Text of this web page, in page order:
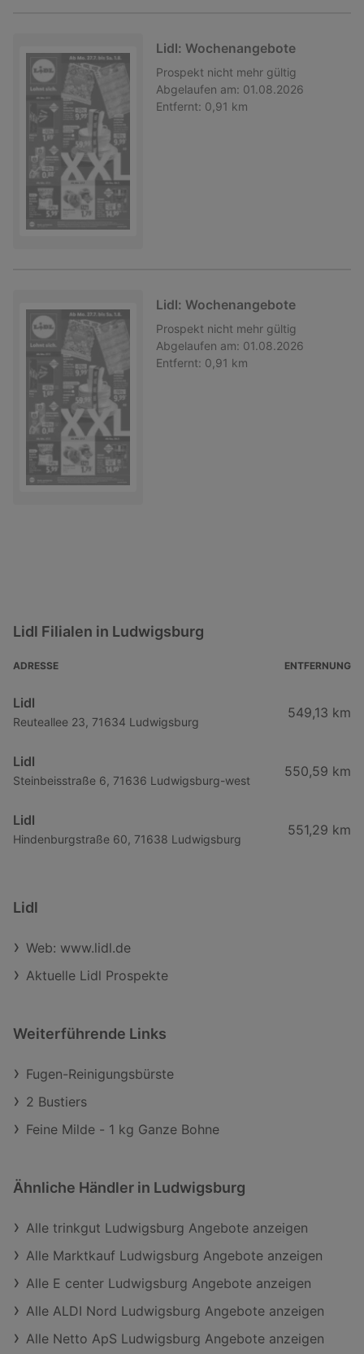
Lidl: Wochenangebote
Prospekt nicht mehr gültig
Abgelaufen am: 01.08.2026
Entfernt: 0,91 km
Lidl: Wochenangebote
Prospekt nicht mehr gültig
Abgelaufen am: 01.08.2026
Entfernt: 0,91 km
Lidl Filialen in Ludwigsburg
ADRESSE ENTFERNUNG
Lidl
Reuteallee 23, 71634 Ludwigsburg
549,13 km
Lidl
Steinbeisstraße 6, 71636 Ludwigsburg-west
550,59 km
Lidl
Hindenburgstraße 60, 71638 Ludwigsburg
551,29 km
Lidl
Web: www.lidl.de
Aktuelle Lidl Prospekte
Weiterführende Links
Fugen-Reinigungsbürste
2 Bustiers
Feine Milde - 1 kg Ganze Bohne
Ähnliche Händler in Ludwigsburg
Alle trinkgut Ludwigsburg Angebote anzeigen
Alle Marktkauf Ludwigsburg Angebote anzeigen
Alle E center Ludwigsburg Angebote anzeigen
Alle ALDI Nord Ludwigsburg Angebote anzeigen
Alle Netto ApS Ludwigsburg Angebote anzeigen